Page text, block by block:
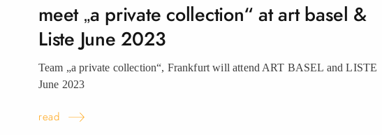
meet „a private collection“ at art basel &
Liste June 2023
Team „a private collection“, Frankfurt will attend ART BASEL and LISTE
June 2023
read